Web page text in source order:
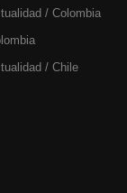
/ Colombia
/ Chile